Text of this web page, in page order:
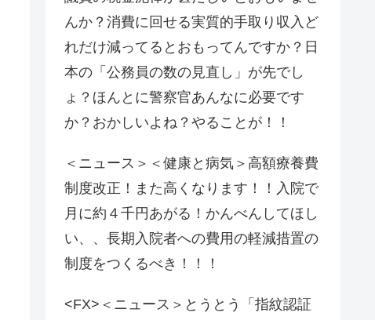
んか？消費に回せる実質的手取り収入ど
れだけ減ってるとおもってんですか？日
本の「公務員の数の見直し」が先でし
ょ？ほんとに警察官あんなに必要です
か？おかしいよね？やることが！！
＜ニュース＞＜健康と病気＞高額療養費
制度改正！また高くなります！！入院で
月に約４千円あがる！かんべんしてほし
い、、長期入院者への費用の軽減措置の
制度をつくるべき！！！
<FX>＜ニュース＞とうとう「指紋認証